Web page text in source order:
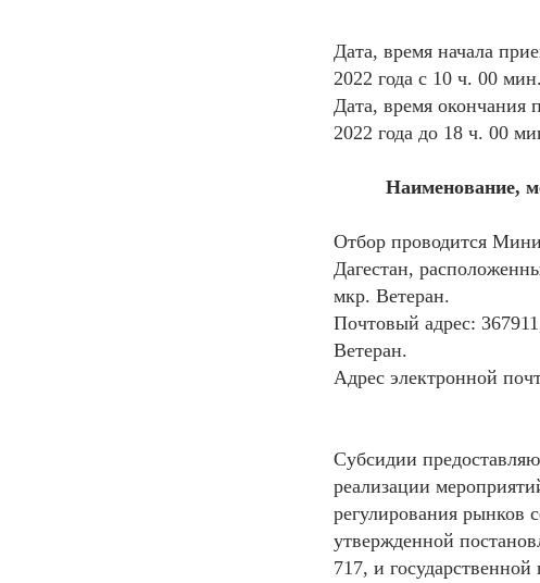
Дата, время начала
2022 года с 10 ч. 00 мин.
Дата, время окончания
2022 года до 18 ч. 00
Наименование,
Отбор проводится
Дагестан,
мкр. Ветеран.
Почтовый адрес:
Ветеран.
Адрес электронной
Субсидии
реализации
регулирования рынков
утвержденной
717, и государственной